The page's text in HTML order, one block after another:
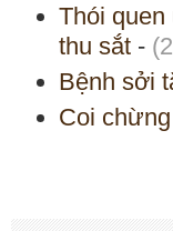
Thói
thu sắt -
Bệnh sởi
Coi